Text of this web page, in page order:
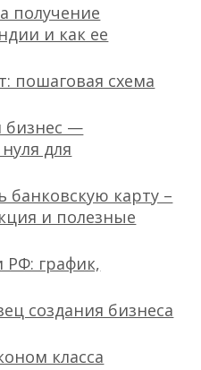
получение
и как ее
пошаговая схема
бизнес —
для
банковскую карту –
и полезные
график,
создания бизнеса
класса